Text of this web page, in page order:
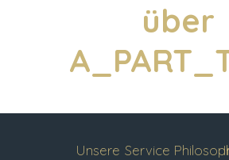
über
Unsere Service